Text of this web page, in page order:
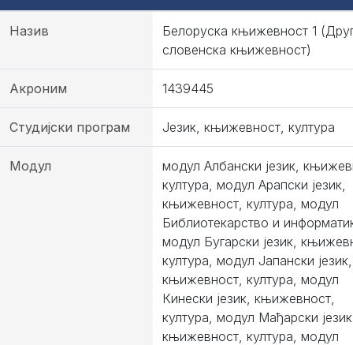
Назив
Белоруска књижевност 1
словенска књижевност)
Акроним 1439445
Студијски програм Језик, књижевност, култура
Модул
модул Албански језик,
култура, модул Арапски језик,
књижевност, култура, модул
Библиотекарство и
модул Бугарски језик,
култура, модул Јапански језик,
књижевност, култура, модул
Кинески језик, књижевност,
култура, модул Мађарски
књижевност, култура, модул